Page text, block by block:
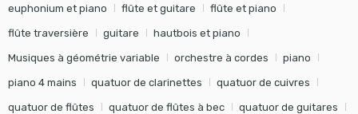
euphonium et piano flûte et guitare flûte et piano
flûte traversière guitare hautbois et piano
Musiques à géométrie variable orchestre à cordes piano
piano 4 mains quatuor de clarinettes quatuor de cuivres
quatuor de flûtes quatuor de flûtes à bec quatuor de guitares